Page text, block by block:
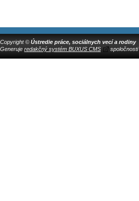
Copyright © Ústredie práce, sociálnych vecí a rodiny
Generuje redakčný systém BUXUS CMS spoločnosti